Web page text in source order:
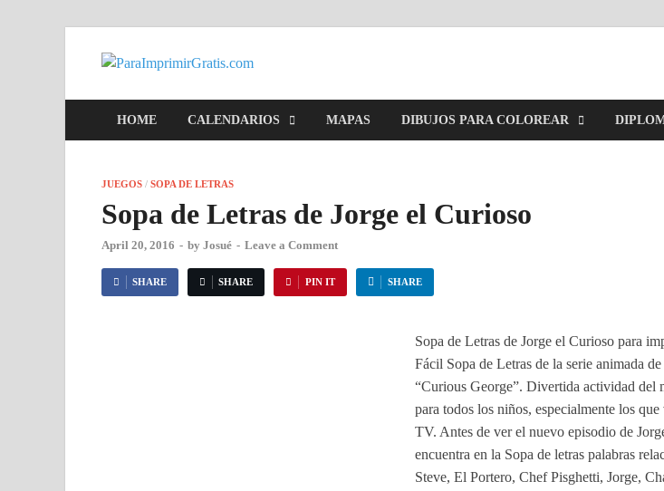
HOME CALENDARIOS MAPAS DIBUJOS PARA COLOREAR
JUEGOS / SOPA DE LETRAS
Sopa de Letras de Jorge el Curioso
April 20, 2016 - by Josué - Leave a Comment
SHARE SHARE PIN IT SHARE
Sopa de Letras de Jorge el Curioso para
Fácil Sopa de Letras de la serie animada
“Curious George”. Divertida actividad del
para todos los niños, especialmente los que
TV. Antes de ver el nuevo episodio de
encuentra en la Sopa de letras palabras
Steve, El Portero, Chef Pisghetti, Jorge,